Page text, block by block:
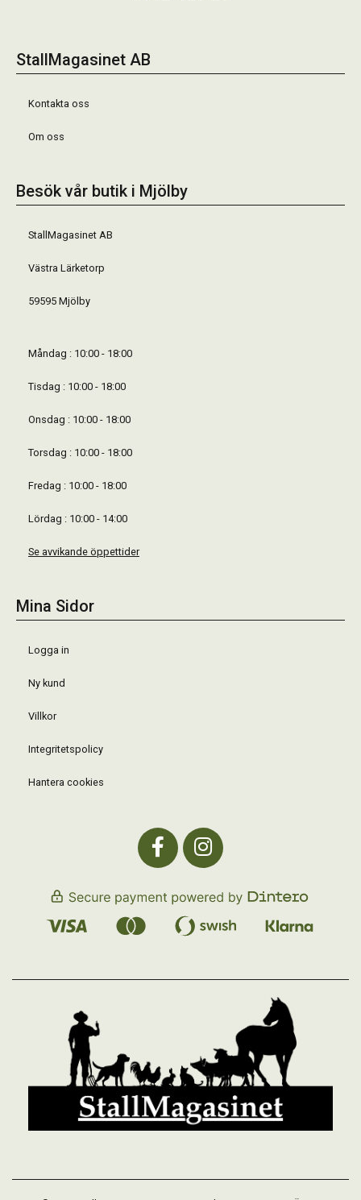
StallMagasinet AB
Kontakta oss
Om oss
Besök vår butik i Mjölby
StallMagasinet AB
Västra Lärketorp
59595 Mjölby
Måndag : 10:00 - 18:00
Tisdag : 10:00 - 18:00
Onsdag : 10:00 - 18:00
Torsdag : 10:00 - 18:00
Fredag : 10:00 - 18:00
Lördag : 10:00 - 14:00
Se avvikande öppettider
Mina Sidor
Logga in
Ny kund
Villkor
Integritetspolicy
Hantera cookies